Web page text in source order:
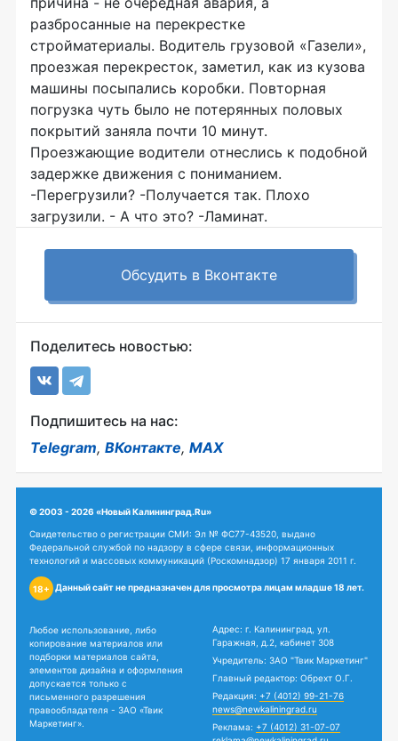
разбросанные на перекрестке
стройматериалы. Водитель грузовой «Газели»,
проезжая перекресток, заметил, как из кузова
машины посыпались коробки. Повторная
погрузка чуть было не потерянных половых
покрытий заняла почти 10 минут.
Проезжающие водители отнеслись к подобной
задержке движения с пониманием.
-Перегрузили? -Получается так. Плохо
загрузили. - А что это? -Ламинат.
Обсудить в Вконтакте
Поделитесь новостью:
Подпишитесь на нас:
Telegram, ВКонтакте, MAX
© 2003 - 2026 «Новый Калининград.Ru»
Свидетельство о регистрации СМИ: Эл № ФС77-43520, выдано
Федеральной службой по надзору в сфере связи, информационных
технологий и массовых коммуникаций (Роскомнадзор) 17 января 2011 г.
18+ Данный сайт не предназначен для просмотра лицам младше 18 лет.
Любое использование, либо
копирование материалов или
подборки материалов сайта,
элементов дизайна и оформления
допускается только с
письменного разрешения
правообладателя - ЗАО «Твик
Маркетинг».
Адрес: г. Калининград, ул.
Гаражная, д.2, кабинет 308
Учредитель: ЗАО "Твик Маркетинг"
Главный редактор: Обрехт О.Г.
Редакция: +7 (4012) 99-21-76
news@newkaliningrad.ru
Реклама: +7 (4012) 31-07-07